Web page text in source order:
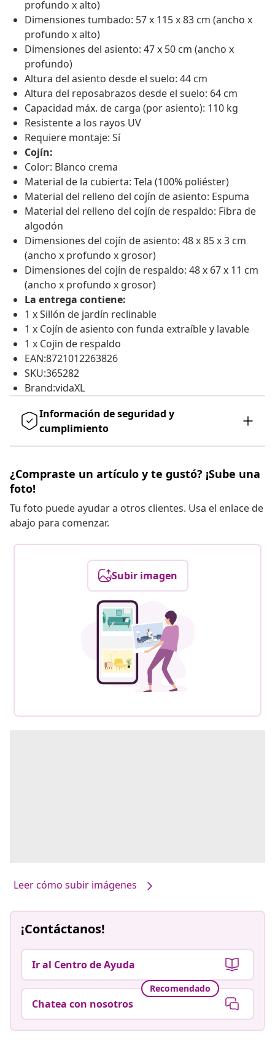
profundo x alto)
Dimensiones tumbado: 57 x 115 x 83 cm (ancho x
profundo x alto)
Dimensiones del asiento: 47 x 50 cm (ancho x
profundo)
Altura del asiento desde el suelo: 44 cm
Altura del reposabrazos desde el suelo: 64 cm
Capacidad máx. de carga (por asiento): 110 kg
Resistente a los rayos UV
Requiere montaje: Sí
Cojín:
Color: Blanco crema
Material de la cubierta: Tela (100% poliéster)
Material del relleno del cojín de asiento: Espuma
Material del relleno del cojín de respaldo: Fibra de
algodón
Dimensiones del cojín de asiento: 48 x 85 x 3 cm
(ancho x profundo x grosor)
Dimensiones del cojín de respaldo: 48 x 67 x 11 cm
(ancho x profundo x grosor)
La entrega contiene:
1 x Sillón de jardín reclinable
1 x Cojín de asiento con funda extraíble y lavable
1 x Cojin de respaldo
EAN:8721012263826
SKU:365282
Brand:vidaXL
Información de seguridad y
cumplimiento
¿Compraste un artículo y te gustó? ¡Sube una
foto!
Tu foto puede ayudar a otros clientes. Usa el enlace de
abajo para comenzar.
Subir imagen
Leer cómo subir imágenes
¡Contáctanos!
Ir al Centro de Ayuda
Recomendado
Chatea con nosotros